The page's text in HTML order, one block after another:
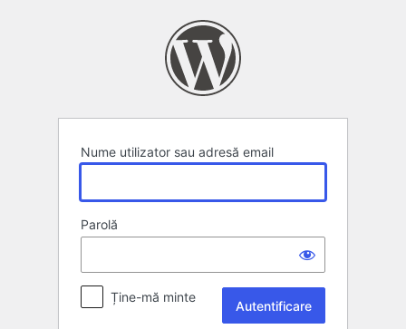
Nume utilizator sau adresă email
Parolă
Ține-mă minte